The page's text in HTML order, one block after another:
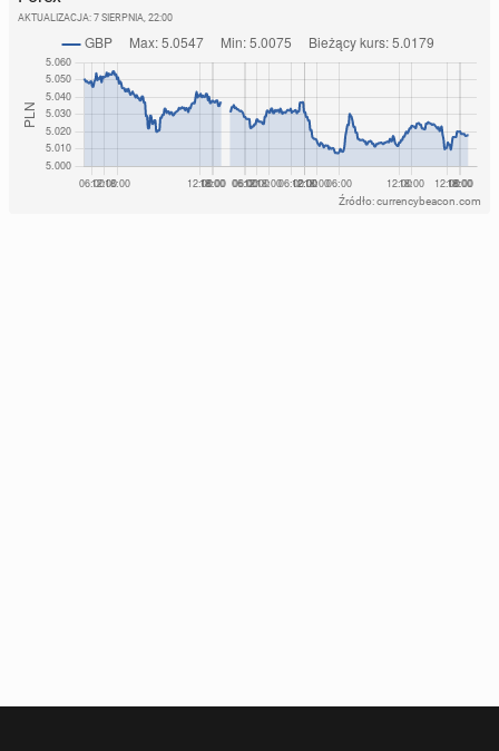
AKTUALIZACJA: 7 SIERPNIA, 22:00
Źródło: currencybeacon.com